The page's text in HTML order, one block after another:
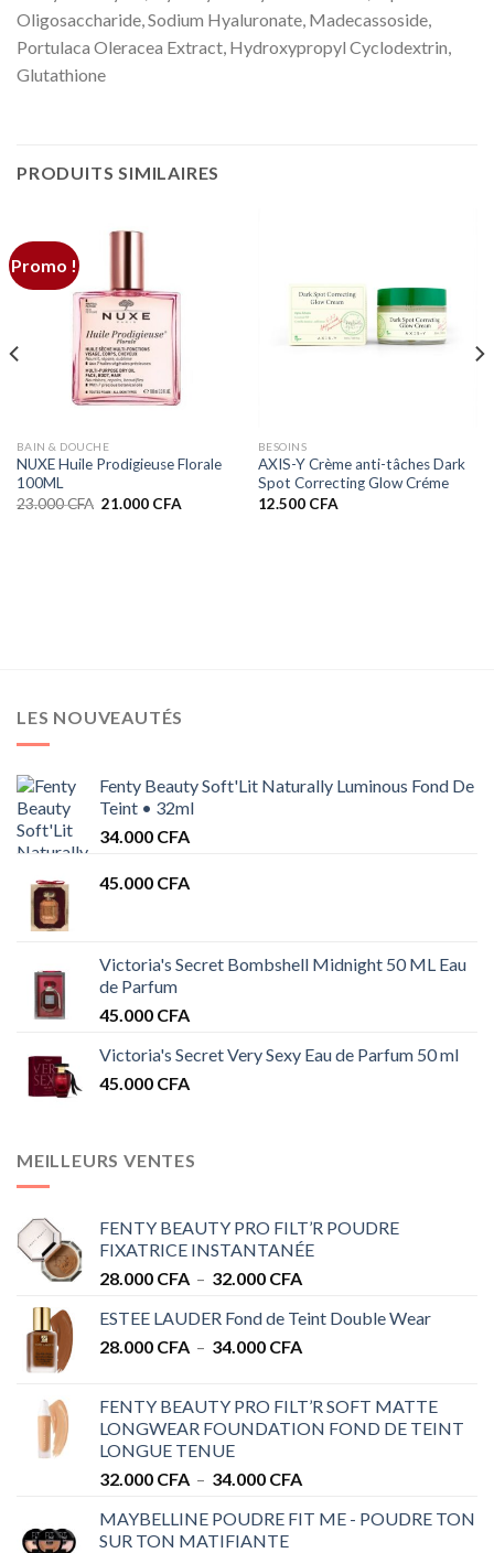
Oligosaccharide, Sodium Hyaluronate, Madecassoside,
Portulaca Oleracea Extract, Hydroxypropyl Cyclodextrin,
Glutathione
PRODUITS SIMILAIRES
Promo !
BAIN & DOUCHE
NUXE Huile Prodigieuse Florale
100ML
23.000CFA Le
21.000 CFALe
BESOINS
AXIS-Y Crème anti-tâches Dark
Spot Correcting Glow Créme
12.500 CFA
LES NOUVEAUTÉS
Fenty Beauty Soft'Lit Naturally Luminous Fond De
Teint • 32ml
34.000 CFA
45.000 CFA
Victoria's Secret Bombshell Midnight 50 ML Eau
de Parfum
45.000 CFA
Victoria's Secret Very Sexy Eau de Parfum 50 ml
45.000 CFA
MEILLEURS VENTES
FENTY BEAUTY PRO FILT’R POUDRE
FIXATRICE INSTANTANÉE
28.000 CFA – 32.000 CFAPlage
prix :
28.000 CFA
ESTEE LAUDER Fond de Teint Double Wear
28.000 CFA – 34.000 CFAPlage
28.000 CFA
à
FENTY BEAUTY PRO FILT’R SOFT MATTE
LONGWEAR FOUNDATION FOND DE TEINT
LONGUE TENUE
32.000 CFA – 34.000 CFAPlage
prix :
MAYBELLINE POUDRE FIT ME - POUDRE TON
SUR TON MATIFIANTE